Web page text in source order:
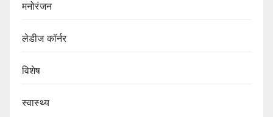
मनोरंजन
लेडीज कॉर्नर
विशेष
स्वास्थ्य